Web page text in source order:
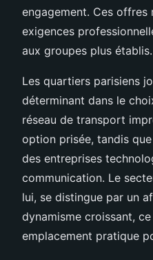
engagement. Ces
exigences
aux groupes plus établis.
Les quartiers parisiens
déterminant dans le
réseau de transport
option prisée, tandis
des entreprises
communication. Le
lui, se distingue par un
dynamisme croissant,
emplacement pratique